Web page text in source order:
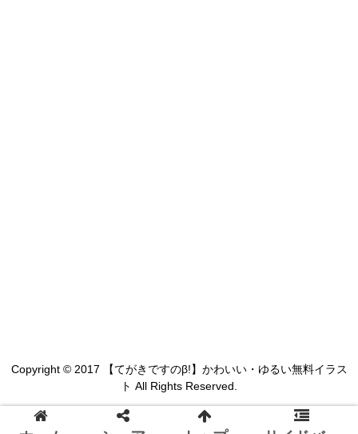
Copyright © 2017 【てがきですのβ!】かわいい・ゆるい無料イラス
ト All Rights Reserved.